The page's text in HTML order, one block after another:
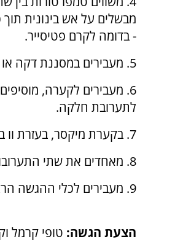
מבשלים על אש בינונית
- בדומה לקרם פטיסייר.
5. מעבירים במסננת דקה או טוחנים עם בלנדר מוט כדי לפורר גושים.
6. מעבירים לקערה,
לתערובת חלקה.
7. בקערת מיקסר, בעזרת וו בלון, מקציפים שמנת (2) עם סוכר (2) עד לקצפת רכה.
8. מאחדים את שתי התערובות בקיפולים עדינים - לא חזקים מדי, כדי לשמור על המרקם האוורירי.
9. מעבירים לכלי ההגשה הרצוי ומייצבים במקרר לפחות 4 שעות.
הצעת הגשה: טופי קרמל